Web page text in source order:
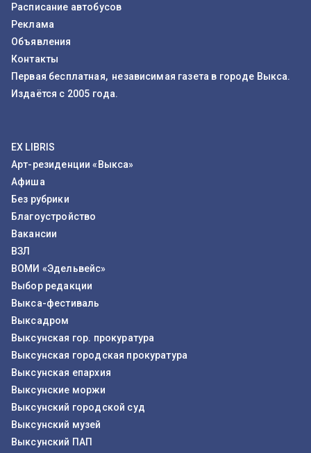
Расписание автобусов
Реклама
Объявления
Контакты
Первая бесплатная, независимая газета в городе Выкса.
Издаётся с 2005 года.
EX LIBRIS
Арт-резиденции «Выкса»
Афиша
Без рубрики
Благоустройство
Вакансии
ВЗЛ
ВОМИ «Эдельвейс»
Выбор редакции
Выкса-фестиваль
Выксадром
Выксунская гор. прокуратура
Выксунская городская прокуратура
Выксунская епархия
Выксунские моржи
Выксунский городской суд
Выксунский музей
Выксунский ПАП